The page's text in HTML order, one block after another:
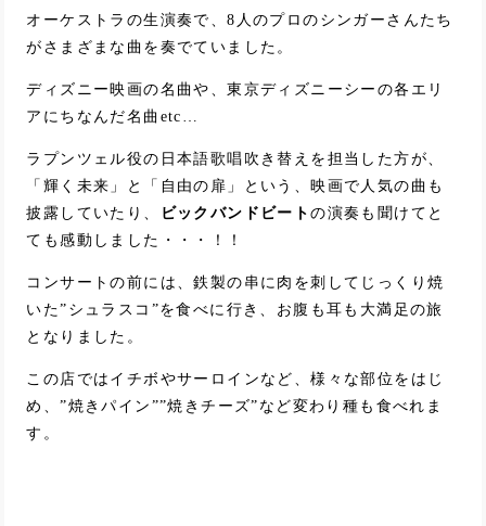
オーケストラの生演奏で、8人のプロのシンガーさんたち
がさまざまな曲を奏でていました。
ディズニー映画の名曲や、東京ディズニーシーの各エリ
アにちなんだ名曲etc…
ラプンツェル役の日本語歌唱吹き替えを担当した方が、
「輝く未来」と「自由の扉」という、映画で人気の曲も
披露していたり、
ビックバンドビートの演奏も聞けてと
ても感動しました・・・！！
コンサートの前には、鉄製の串に肉を刺してじっくり焼
いた”シュラスコ”を食べに行き、お腹も耳も大満足の旅
となりました。
この店ではイチボやサーロインなど、様々な部位をはじ
め、”焼きパイン””焼きチーズ”など変わり種も食べれま
す。